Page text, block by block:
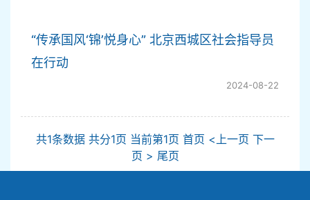
“传承国风‘锦’悦身心” 北京西城区社会指导员
在行动
2024-08-22
共1条数据 共分1页 当前第1页 首页 <上一页 下一
页 > 尾页